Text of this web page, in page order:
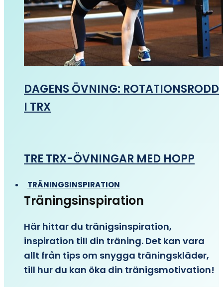
DAGENS ÖVNING: ROTATIONSRODD
I TRX
TRE TRX-ÖVNINGAR MED HOPP
TRÄNINGSINSPIRATION
Träningsinspiration
Här hittar du tränigsinspiration,
inspiration till din träning. Det kan vara
allt från tips om snygga träningskläder,
till hur du kan öka din tränigsmotivation!